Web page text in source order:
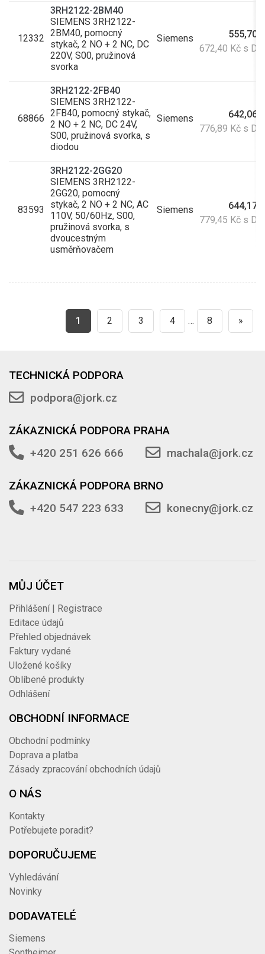
12332
3RH2122-2BM40
SIEMENS 3RH2122-
2BM40, pomocný
stykač, 2 NO + 2 NC, DC
220V, S00, pružinová
svorka
Siemens
555,70
672,40 Kč s
68866
3RH2122-2FB40
SIEMENS 3RH2122-
2FB40, pomocný stykač,
2 NO + 2 NC, DC 24V,
S00, pružinová svorka, s
diodou
Siemens
642,06
776,89 Kč s
83593
3RH2122-2GG20
SIEMENS 3RH2122-
2GG20, pomocný
stykač, 2 NO + 2 NC, AC
110V, 50/60Hz, S00,
pružinová svorka, s
dvoucestným
usměrňovačem
Siemens
644,17
779,45 Kč s
1 2 3 4 … 8 »
TECHNICKÁ PODPORA
podpora@jork.cz
ZÁKAZNICKÁ PODPORA PRAHA
+420 251 626 666
machala@jork.cz
ZÁKAZNICKÁ PODPORA BRNO
+420 547 223 633
konecny@jork.cz
MŮJ ÚČET
Přihlášení | Registrace
Editace údajů
Přehled objednávek
Faktury vydané
Uložené košíky
Oblíbené produkty
Odhlášení
OBCHODNÍ INFORMACE
Obchodní podmínky
Doprava a platba
Zásady zpracování obchodních údajů
O NÁS
Kontakty
Potřebujete poradit?
DOPORUČUJEME
Vyhledávání
Novinky
DODAVATELÉ
Siemens